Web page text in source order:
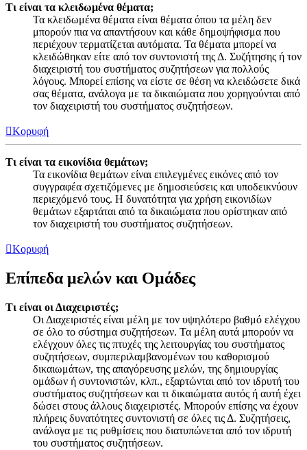
Τι είναι τα κλειδωμένα θέματα;
Τα κλειδωμένα θέματα είναι θέματα όπου τα μέλη δεν
μπορούν πια να απαντήσουν και κάθε δημοψήφισμα που
περιέχουν τερματίζεται αυτόματα. Τα θέματα μπορεί να
κλειδώθηκαν είτε από τον συντονιστή της Δ. Συζήτησης ή τον
διαχειριστή του συστήματος συζητήσεων για πολλούς
λόγους. Μπορεί επίσης να είστε σε θέση να κλειδώσετε δικά
σας θέματα, ανάλογα με τα δικαιώματα που χορηγούνται από
τον διαχειριστή του συστήματος συζητήσεων.
Κορυφή
Τι είναι τα εικονίδια θεμάτων;
Τα εικονίδια θεμάτων είναι επιλεγμένες εικόνες από τον
συγγραφέα σχετιζόμενες με δημοσιεύσεις και υποδεικνύουν
περιεχόμενό τους. Η δυνατότητα για χρήση εικονιδίων
θεμάτων εξαρτάται από τα δικαιώματα που ορίστηκαν από
τον διαχειριστή του συστήματος συζητήσεων.
Κορυφή
Επίπεδα μελών και Ομάδες
Τι είναι οι Διαχειριστές;
Οι Διαχειριστές είναι μέλη με τον υψηλότερο βαθμό ελέγχου
σε όλο το σύστημα συζητήσεων. Τα μέλη αυτά μπορούν να
ελέγχουν όλες τις πτυχές της λειτουργίας του συστήματος
συζητήσεων, συμπεριλαμβανομένων του καθορισμού
δικαιωμάτων, της απαγόρευσης μελών, της δημιουργίας
ομάδων ή συντονιστών, κλπ., εξαρτώνται από τον ιδρυτή του
συστήματος συζητήσεων και τι δικαιώματα αυτός ή αυτή έχει
δώσει στους άλλους διαχειριστές. Μπορούν επίσης να έχουν
πλήρεις δυνατότητες συντονιστή σε όλες τις Δ. Συζητήσεις,
ανάλογα με τις ρυθμίσεις που διατυπώνεται από τον ιδρυτή
του συστήματος συζητήσεων.